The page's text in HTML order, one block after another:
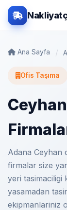
Ana Sayfa
Ofis Taşıma
Ceyhan
Adana Ceyhan
firmalar size
yeri tasimaciligi
yasamadan
ekipmanlariniz